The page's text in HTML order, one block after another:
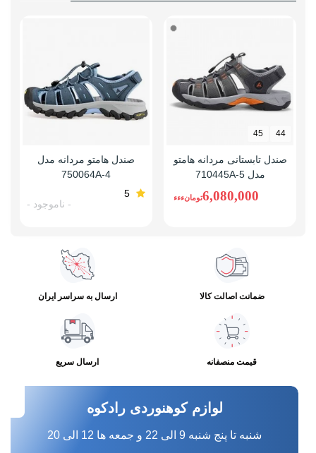
44
45
صندل تابستانی مردانه هامتو
مدل 710445A-5
6,080,000تومانءءء
صندل هامتو مردانه مدل
750064A-4
5
- ناموجود -
ضمانت اصالت کالا ارسال به سراسر ایران
قیمت منصفانه ارسال سریع
لوازم کوهنوردی رادکوه
شنبه تا پنج شنبه 9 الی 22 و جمعه ها 12 الی 20